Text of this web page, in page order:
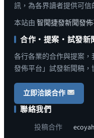
訊，為各界讀者提供可信
本站由 智聞捷發新聞發
合作・提案・試發新
各行各業的合作與提案
發佈平台」試發新聞稿，
立即洽談合作
聯絡我們
投稿合作